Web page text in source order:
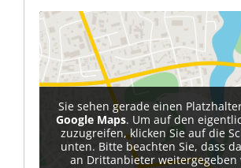
Sie sehen gerade einen
Google Maps. Um auf den
zuzugreifen, klicken Sie auf die
unten. Bitte beachten Sie, dass
an Drittanbieter weitergegeben